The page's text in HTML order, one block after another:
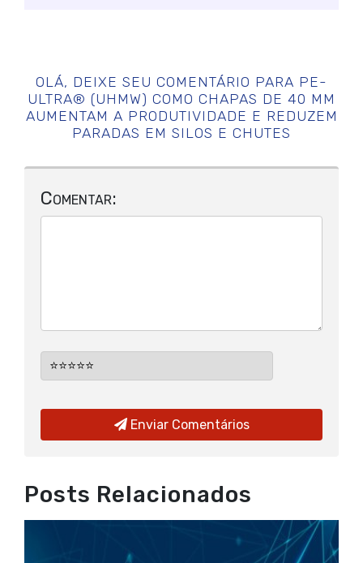
OLÁ, DEIXE SEU COMENTÁRIO PARA PE-
ULTRA® (UHMW) COMO CHAPAS DE 40 MM
AUMENTAM A PRODUTIVIDADE E REDUZEM
PARADAS EM SILOS E CHUTES
Comentar:
Enviar Comentários
Posts Relacionados